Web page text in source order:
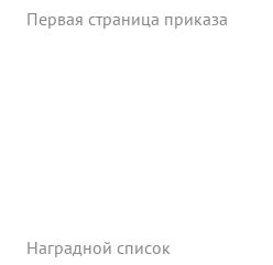
Первая страница приказа
Наградной список